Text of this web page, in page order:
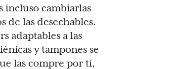
incluso cambiarlas
las desechables.
adaptables a las
y tampones se
las compre por tí,